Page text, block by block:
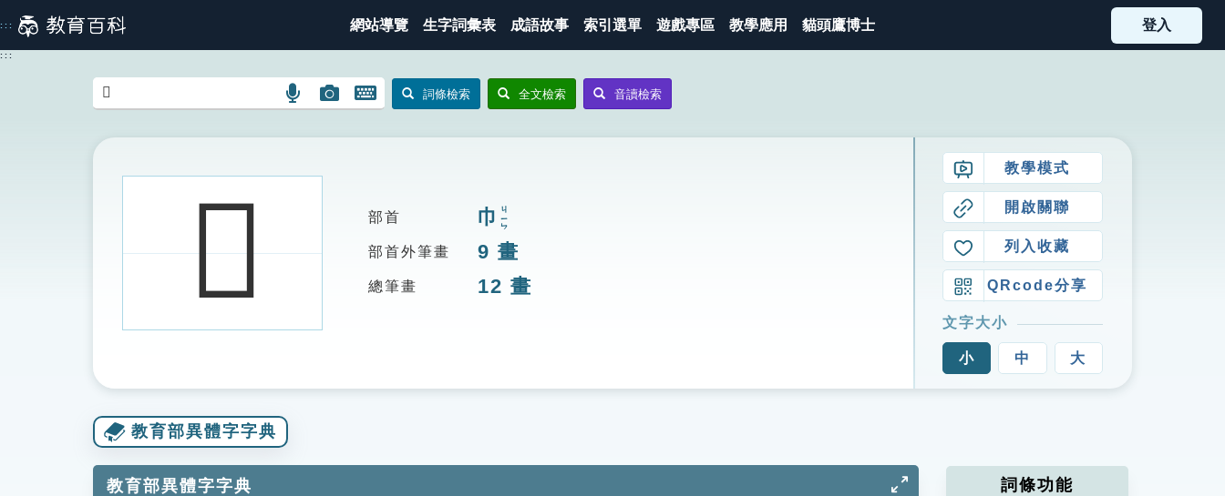
到
主
::: 網站導覽 生字詞彙表 成語故事 索引選單 遊戲專區 教學應用 貓頭鷹博士 登入
:::
語
搜
圖
圖
搜
開
鍵
詞條檢索 全文檢索 音讀檢索
𢃵 部首 巾 ㄐㄧㄣ
部首外筆畫 9 畫
總筆畫 12 畫
教學模式
開啟關聯
列入收藏
QRcode分享
文字大小
小 中 大
教育部異體字字典
教育部異體字字典 詞條功能